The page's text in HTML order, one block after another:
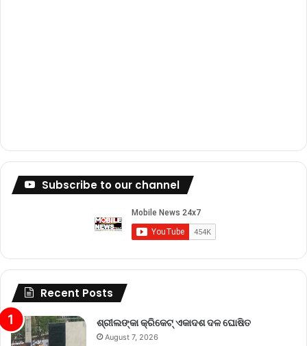
Subscribe to our channel
Recent Posts
ଶ୍ରୀଲଙ୍କା କ୍ରିକେଟ୍‌ ଏକାଦଶ ଦଳ ଘୋଷିତ
August 7, 2026